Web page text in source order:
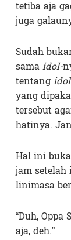
tetiba aja
juga
Sudah
samaidol-
tentang
yang
tersebut
hatinya.
Hal ini
jam
linimasa
“Duh,
aja, deh.”